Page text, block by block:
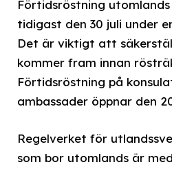
Förtidsröstning
tidigast den 30 juli under
Det är viktigt att
kommer fram innan
Förtidsröstning på
ambassader öppnar den
Regelverket för
som bor utomlands är